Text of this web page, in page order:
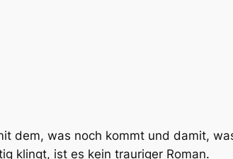
dem, was noch kommt und damit,
klingt, ist es kein trauriger Roman.